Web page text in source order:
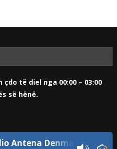
të diel nga 00:00 – 03:00
së hënë.
Radio Antena Denmark